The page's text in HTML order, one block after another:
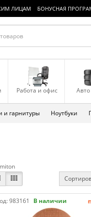
ЛИЦАМ БОНУСНАЯ
Работа и офис
и гарнитуры Ноутбуки
983161 В наличии